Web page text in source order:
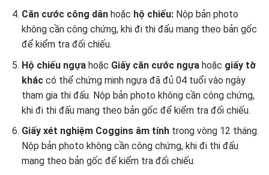
Căn cước công dân hoặc hộ chiếu: Nộp bản photo
không cần công chứng, khi đi thi đấu mang theo bản gốc
để kiểm tra đối chiếu.
Hộ chiếu ngựa hoặc Giấy căn cước ngựa hoặc giấy tờ
khác có thể chứng minh ngựa đã đủ 04 tuổi vào ngày
tham gia thi đấu. Nộp bản photo không cần công chứng,
khi đi thi đấu mang theo bản gốc để kiểm tra đối chiếu.
Giấy xét nghiệm Coggins âm tính trong vòng 12 tháng.
Nộp bản photo không cần công chứng, khi đi thi đấu
mang theo bản gốc để kiểm tra đối chiếu.